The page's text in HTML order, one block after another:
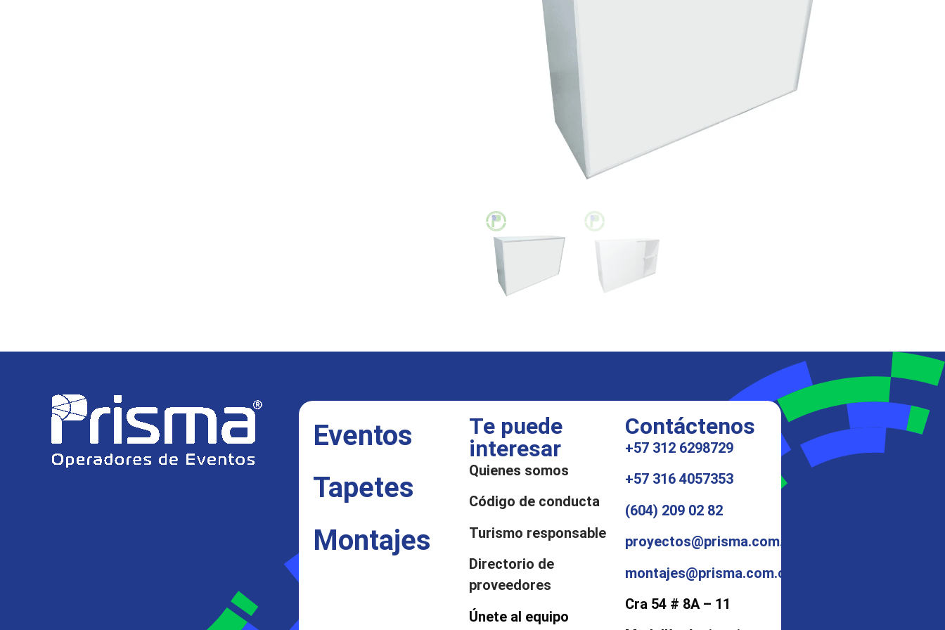
Eventos
Tapetes
Montajes
Te puede
interesar
Quienes somos
Código de conducta
Turismo responsable
Directorio de
proveedores
Únete al equipo
Contáctenos
+57 312 6298729
+57 316 4057353
(604) 209 02 82
proyectos@prisma.com.co
montajes@prisma.com.co
Cra 54 # 8A – 11